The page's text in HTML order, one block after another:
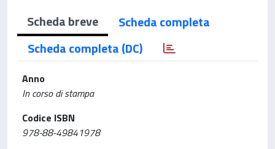
Scheda breve
Scheda completa
Scheda completa (DC)
Anno
In corso di stampa
Codice ISBN
978-88-49841978